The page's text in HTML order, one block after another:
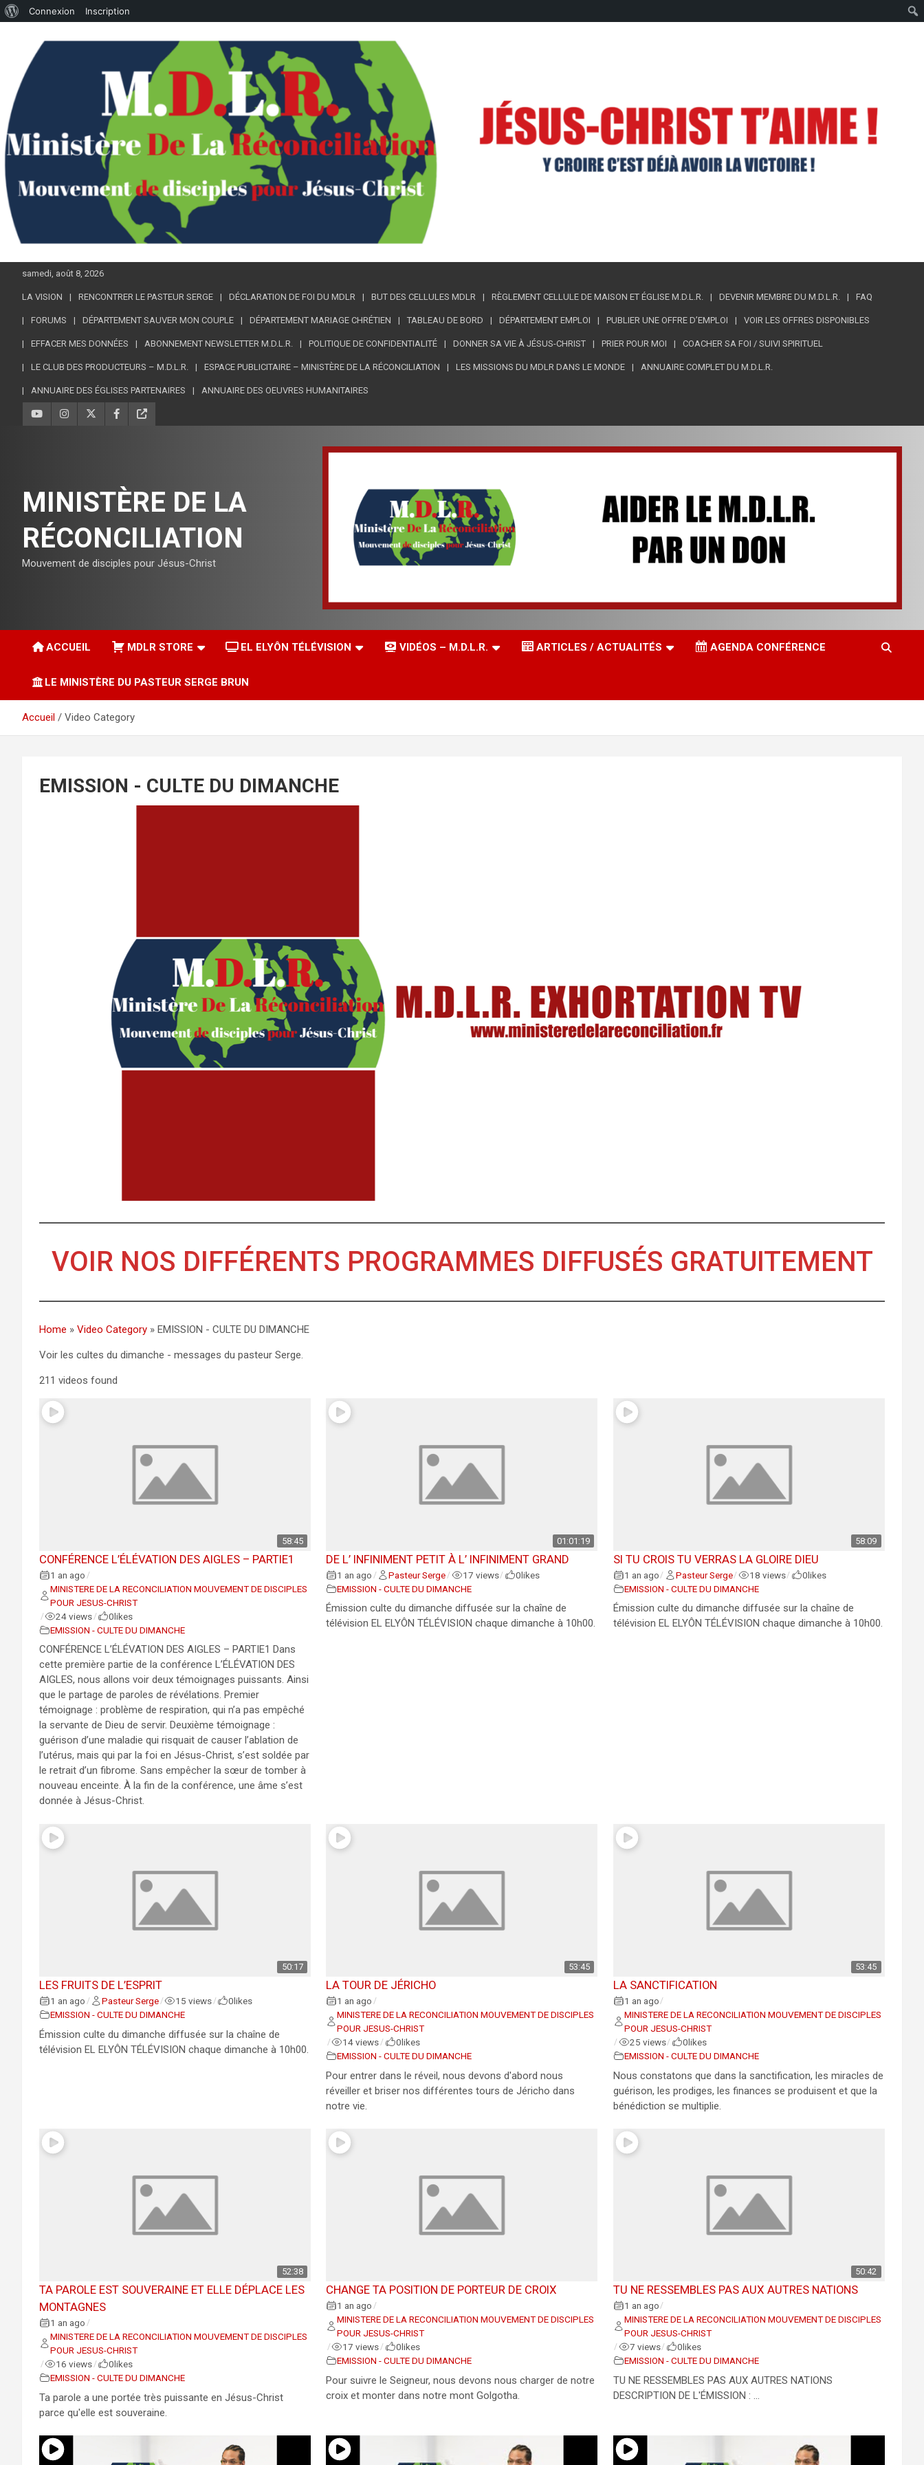
WordPress
Connexion Inscription
contenu
samedi, août 8, 2026
LA VISION RENCONTRER LE PASTEUR SERGE DÉCLARATION DE FOI DU MDLR BUT DES CELLULES MDLR RÈGLEMENT CELLULE DE MAISON ET ÉGLISE M.D.L.R. DEVENIR MEMBRE DU M.D.L.R. FAQ
FORUMS DÉPARTEMENT SAUVER MON COUPLE DÉPARTEMENT MARIAGE CHRÉTIEN TABLEAU DE BORD DÉPARTEMENT EMPLOI PUBLIER UNE OFFRE D’EMPLOI VOIR LES OFFRES DISPONIBLES
EFFACER MES DONNÉES ABONNEMENT NEWSLETTER M.D.L.R. POLITIQUE DE CONFIDENTIALITÉ DONNER SA VIE À JÉSUS-CHRIST PRIER POUR MOI COACHER SA FOI / SUIVI SPIRITUEL
LE CLUB DES PRODUCTEURS – M.D.L.R. ESPACE PUBLICITAIRE – MINISTÈRE DE LA RÉCONCILIATION LES MISSIONS DU MDLR DANS LE MONDE ANNUAIRE COMPLET DU M.D.L.R.
ANNUAIRE DES ÉGLISES PARTENAIRES ANNUAIRE DES OEUVRES HUMANITAIRES
MINISTÈRE DE LA
RÉCONCILIATION
Mouvement de disciples pour Jésus-Christ
ACCUEIL MDLR STORE EL ELYÔN TÉLÉVISION VIDÉOS – M.D.L.R. ARTICLES / ACTUALITÉS AGENDA CONFÉRENCE
LE MINISTÈRE DU PASTEUR SERGE BRUN
Accueil Video Category
EMISSION - CULTE DU DIMANCHE
VOIR NOS DIFFÉRENTS PROGRAMMES DIFFUSÉS GRATUITEMENT
Home » Video Category » EMISSION - CULTE DU DIMANCHE
Voir les cultes du dimanche - messages du pasteur Serge.
211 videos found
58:45
CONFÉRENCE L’ÉLÉVATION DES AIGLES – PARTIE1
1 an ago /
MINISTERE DE LA RECONCILIATION MOUVEMENT DE DISCIPLES
POUR JESUS-CHRIST
/ 24 views / 0likes
EMISSION - CULTE DU DIMANCHE
CONFÉRENCE L’ÉLÉVATION DES AIGLES – PARTIE1 Dans
cette première partie de la conférence L’ÉLÉVATION DES
AIGLES, nous allons voir deux témoignages puissants. Ainsi
que le partage de paroles de révélations. Premier
témoignage : problème de respiration, qui n’a pas empêché
la servante de Dieu de servir. Deuxième témoignage :
guérison d’une maladie qui risquait de causer l’ablation de
l’utérus, mais qui par la foi en Jésus-Christ, s’est soldée par
le retrait d’un fibrome. Sans empêcher la sœur de tomber à
nouveau enceinte. À la fin de la conférence, une âme s’est
donnée à Jésus-Christ.
01:01:19
DE L’ INFINIMENT PETIT À L’ INFINIMENT GRAND
1 an ago / Pasteur Serge / 17 views/ 0likes
EMISSION - CULTE DU DIMANCHE
Émission culte du dimanche diffusée sur la chaîne de
télévision EL ELYÔN TÉLÉVISION chaque dimanche à 10h00.
58:09
SI TU CROIS TU VERRAS LA GLOIRE DIEU
1 an ago / Pasteur Serge/ 18 views/ 0likes
EMISSION - CULTE DU DIMANCHE
Émission culte du dimanche diffusée sur la chaîne de
télévision EL ELYÔN TÉLÉVISION chaque dimanche à 10h00.
50:17
LES FRUITS DE L’ESPRIT
1 an ago / Pasteur Serge / 15 views / 0likes
EMISSION - CULTE DU DIMANCHE
Émission culte du dimanche diffusée sur la chaîne de
télévision EL ELYÔN TÉLÉVISION chaque dimanche à 10h00.
53:45
LA TOUR DE JÉRICHO
1 an ago /
MINISTERE DE LA RECONCILIATION MOUVEMENT DE DISCIPLES
POUR JESUS-CHRIST
/ 14 views / 0likes
EMISSION - CULTE DU DIMANCHE
Pour entrer dans le réveil, nous devons d'abord nous
réveiller et briser nos différentes tours de Jéricho dans
notre vie.
53:45
LA SANCTIFICATION
1 an ago /
MINISTERE DE LA RECONCILIATION MOUVEMENT DE DISCIPLES
POUR JESUS-CHRIST
/ 25 views/ 0likes
EMISSION - CULTE DU DIMANCHE
Nous constatons que dans la sanctification, les miracles de
guérison, les prodiges, les finances se produisent et que la
bénédiction se multiplie.
52:38
TA PAROLE EST SOUVERAINE ET ELLE DÉPLACE LES
MONTAGNES
1 an ago /
MINISTERE DE LA RECONCILIATION MOUVEMENT DE DISCIPLES
POUR JESUS-CHRIST
/ 16 views / 0likes
EMISSION - CULTE DU DIMANCHE
Ta parole a une portée très puissante en Jésus-Christ
parce qu'elle est souveraine.
CHANGE TA POSITION DE PORTEUR DE CROIX
1 an ago /
MINISTERE DE LA RECONCILIATION MOUVEMENT DE DISCIPLES
POUR JESUS-CHRIST
/ 17 views / 0likes
EMISSION - CULTE DU DIMANCHE
Pour suivre le Seigneur, nous devons nous charger de notre
croix et monter dans notre mont Golgotha.
50:42
TU NE RESSEMBLES PAS AUX AUTRES NATIONS
1 an ago /
MINISTERE DE LA RECONCILIATION MOUVEMENT DE DISCIPLES
POUR JESUS-CHRIST
/ 7 views/ 0likes
EMISSION - CULTE DU DIMANCHE
TU NE RESSEMBLES PAS AUX AUTRES NATIONS
DESCRIPTION DE L'ÉMISSION : ...